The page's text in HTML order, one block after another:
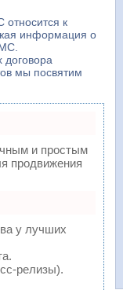
к
информация о
договора
мы посвятим
и простым
продвижения
у лучших
релизы).